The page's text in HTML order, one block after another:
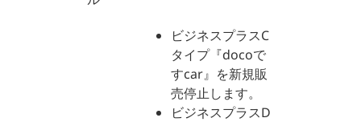
ビジネスプラスC
タイプ『docoで
すcar』を新規販
売停止します。
ビジネスプラスD